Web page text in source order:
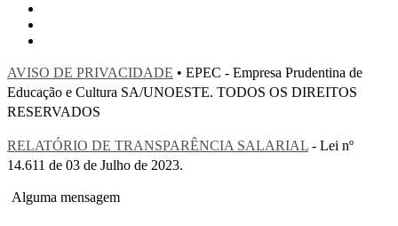
AVISO DE PRIVACIDADE • EPEC - Empresa Prudentina de
Educação e Cultura SA/UNOESTE. TODOS OS DIREITOS
RESERVADOS
RELATÓRIO DE TRANSPARÊNCIA SALARIAL - Lei nº
14.611 de 03 de Julho de 2023.
Alguma mensagem